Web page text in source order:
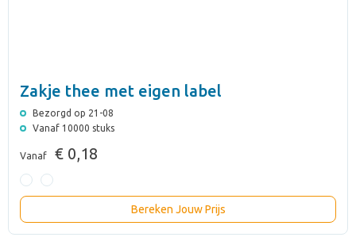
Zakje thee met eigen label
Bezorgd op 21-08
Vanaf 10000 stuks
Vanaf € 0,18
Bereken Jouw Prijs